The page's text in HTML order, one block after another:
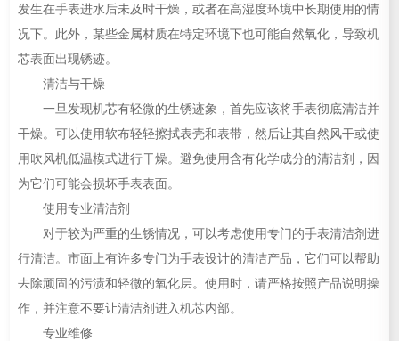
发生在手表进水后未及时干燥，或者在高湿度环境中长期使用的情
况下。此外，某些金属材质在特定环境下也可能自然氧化，导致机
芯表面出现锈迹。
清洁与干燥
一旦发现机芯有轻微的生锈迹象，首先应该将手表彻底清洁并
干燥。可以使用软布轻轻擦拭表壳和表带，然后让其自然风干或使
用吹风机低温模式进行干燥。避免使用含有化学成分的清洁剂，因
为它们可能会损坏手表表面。
使用专业清洁剂
对于较为严重的生锈情况，可以考虑使用专门的手表清洁剂进
行清洁。市面上有许多专门为手表设计的清洁产品，它们可以帮助
去除顽固的污渍和轻微的氧化层。使用时，请严格按照产品说明操
作，并注意不要让清洁剂进入机芯内部。
专业维修